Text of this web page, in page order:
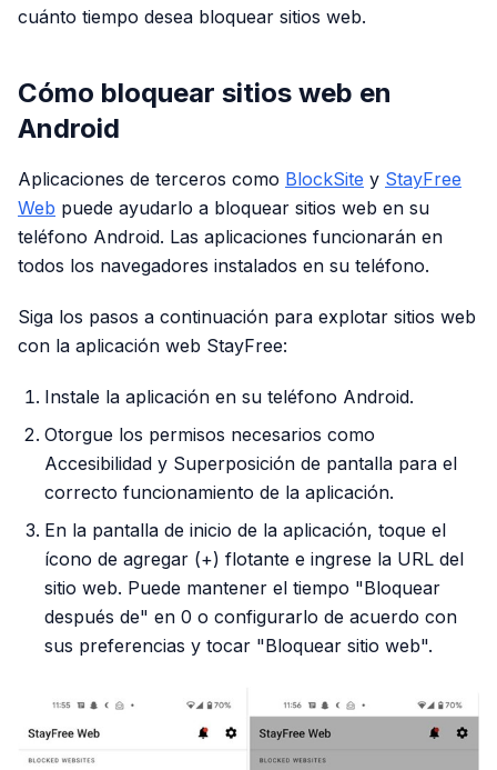
cuánto tiempo desea bloquear sitios web.
Cómo bloquear sitios web en
Android
Aplicaciones de terceros como BlockSite y StayFree
Web puede ayudarlo a bloquear sitios web en su
teléfono Android. Las aplicaciones funcionarán en
todos los navegadores instalados en su teléfono.
Siga los pasos a continuación para explotar sitios web
con la aplicación web StayFree:
Instale la aplicación en su teléfono Android.
Otorgue los permisos necesarios como
Accesibilidad y Superposición de pantalla para el
correcto funcionamiento de la aplicación.
En la pantalla de inicio de la aplicación, toque el
ícono de agregar (+) flotante e ingrese la URL del
sitio web. Puede mantener el tiempo "Bloquear
después de" en 0 o configurarlo de acuerdo con
sus preferencias y tocar "Bloquear sitio web".